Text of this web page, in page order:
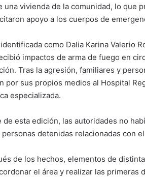
una vivienda de la comunidad, lo que
apoyo a los cuerpos de
como Dalia Karina Valerio
impactos de arma de fuego en
Tras la agresión, familiares y
por sus propios medios al Hospital
especializada.
de esta edición, las autoridades no
detenidas relacionadas con
de los hechos, elementos de
el área y realizar las